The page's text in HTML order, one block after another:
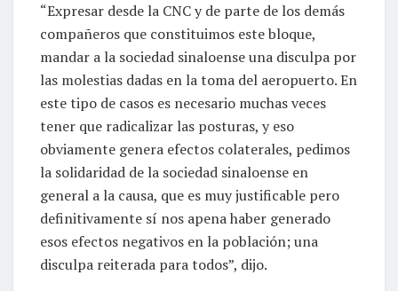
“Expresar desde la CNC y de parte de los demás
compañeros que constituimos este bloque,
mandar a la sociedad sinaloense una disculpa por
las molestias dadas en la toma del aeropuerto. En
este tipo de casos es necesario muchas veces
tener que radicalizar las posturas, y eso
obviamente genera efectos colaterales, pedimos
la solidaridad de la sociedad sinaloense en
general a la causa, que es muy justificable pero
definitivamente sí nos apena haber generado
esos efectos negativos en la población; una
disculpa reiterada para todos”, dijo.